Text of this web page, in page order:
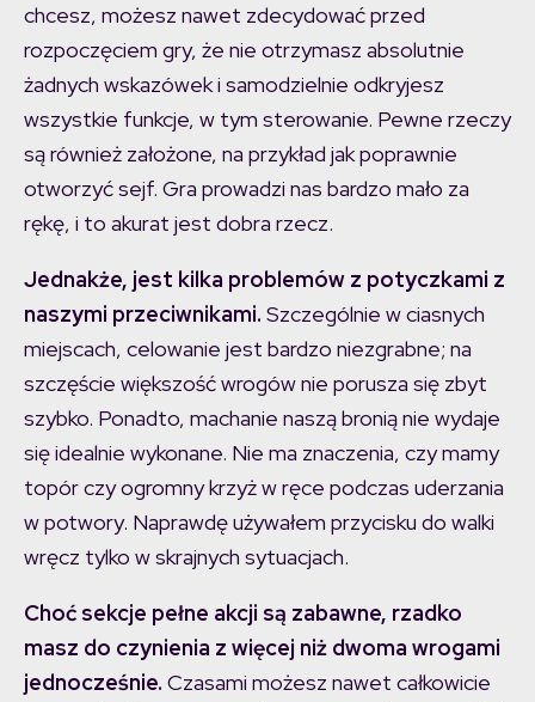
chcesz, możesz nawet zdecydować przed
rozpoczęciem gry, że nie otrzymasz absolutnie
żadnych wskazówek i samodzielnie odkryjesz
wszystkie funkcje, w tym sterowanie. Pewne rzeczy
są również założone, na przykład jak poprawnie
otworzyć sejf. Gra prowadzi nas bardzo mało za
rękę, i to akurat jest dobra rzecz.
Jednakże, jest kilka problemów z potyczkami z
naszymi przeciwnikami. Szczególnie w ciasnych
miejscach, celowanie jest bardzo niezgrabne; na
szczęście większość wrogów nie porusza się zbyt
szybko. Ponadto, machanie naszą bronią nie wydaje
się idealnie wykonane. Nie ma znaczenia, czy mamy
topór czy ogromny krzyż w ręce podczas uderzania
w potwory. Naprawdę używałem przycisku do walki
wręcz tylko w skrajnych sytuacjach.
Choć sekcje pełne akcji są zabawne, rzadko
masz do czynienia z więcej niż dwoma wrogami
jednocześnie. Czasami możesz nawet całkowicie